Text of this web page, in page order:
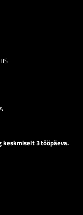
keskmiselt 3 tööpäeva.